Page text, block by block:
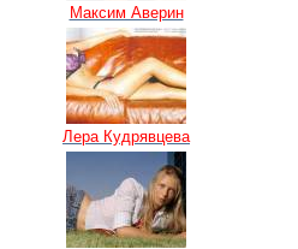
Максим Аверин
Лера Кудрявцева